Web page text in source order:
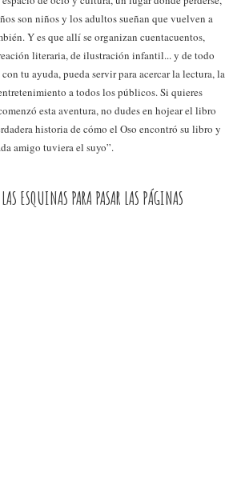
son niños y los adultos sueñan que vuelven a
Y es que allí se organizan cuentacuentos,
literaria, de ilustración infantil... y de todo
tu ayuda, pueda servir para acercar la lectura, la
a todos los públicos. Si quieres
esta aventura, no dudes en hojear el libro
historia de cómo el Oso encontró su libro y
amigo tuviera el suyo”.
ESQUINAS PARA PASAR LAS PÁGINAS